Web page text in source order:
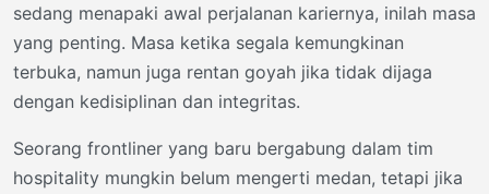
sedang menapaki awal perjalanan kariernya, inilah masa
yang penting. Masa ketika segala kemungkinan
terbuka, namun juga rentan goyah jika tidak dijaga
dengan kedisiplinan dan integritas.
Seorang frontliner yang baru bergabung dalam tim
hospitality mungkin belum mengerti medan, tetapi jika